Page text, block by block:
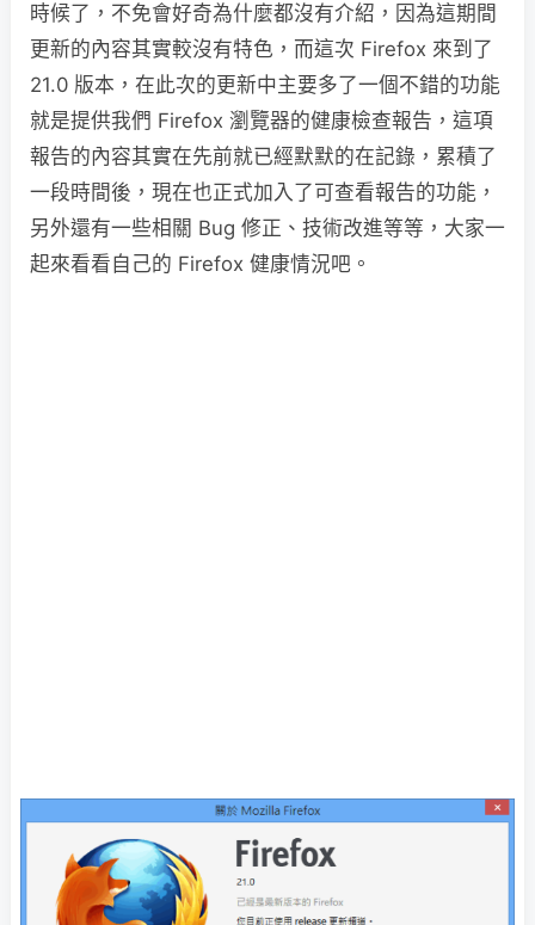
時候了，不免會好奇為什麼都沒有介紹，因為這期間
更新的內容其實較沒有特色，而這次 Firefox 來到了
21.0 版本，在此次的更新中主要多了一個不錯的功能
就是提供我們 Firefox 瀏覽器的健康檢查報告，這項
報告的內容其實在先前就已經默默的在記錄，累積了
一段時間後，現在也正式加入了可查看報告的功能，
另外還有一些相關 Bug 修正、技術改進等等，大家一
起來看看自己的 Firefox 健康情況吧。